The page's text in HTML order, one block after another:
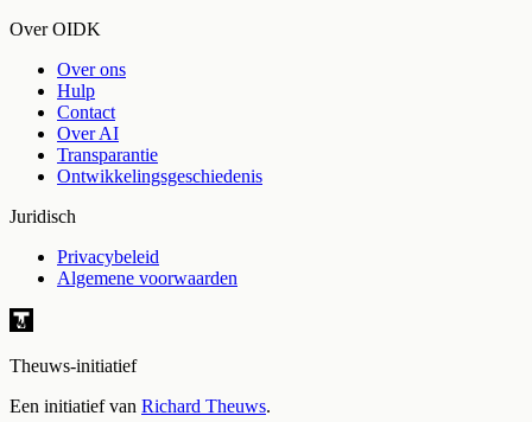
Over OIDK
Over ons
Hulp
Contact
Over AI
Transparantie
Ontwikkelingsgeschiedenis
Juridisch
Privacybeleid
Algemene voorwaarden
Theuws-initiatief
Een initiatief van Richard Theuws.